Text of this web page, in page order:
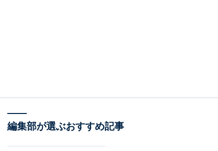
編集部が選ぶおすすめ記事